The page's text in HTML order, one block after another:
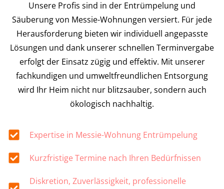
Unsere Profis sind in der Entrümpelung und
Säuberung von Messie-Wohnungen versiert. Für jede
Herausforderung bieten wir individuell angepasste
Lösungen und dank unserer schnellen Terminvergabe
erfolgt der Einsatz zügig und effektiv. Mit unserer
fachkundigen und umweltfreundlichen Entsorgung
wird Ihr Heim nicht nur blitzsauber, sondern auch
ökologisch nachhaltig.
Expertise in Messie-Wohnung Entrümpelung
Kurzfristige Termine nach Ihren Bedürfnissen
Diskretion, Zuverlässigkeit, professionelle